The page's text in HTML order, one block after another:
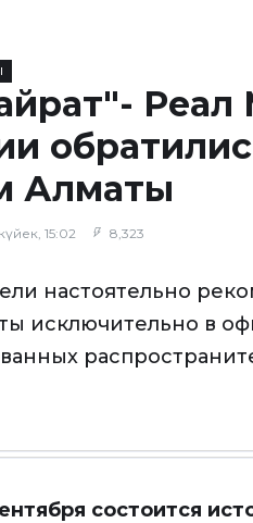
Алматы
15:02 8,323
настоятельно
исключительно в
состоится